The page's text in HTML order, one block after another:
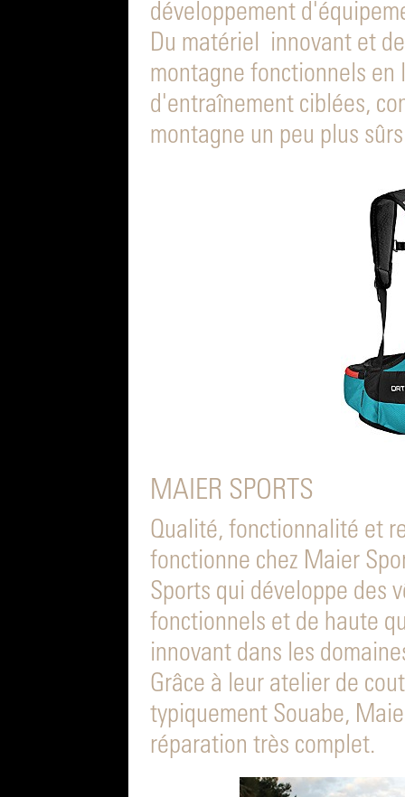
développement
Du matériel innovant et
montagne fonctionnels en
d'entraînement ciblées,
montagne un peu plus
MAIER SPORTS
Qualité, fonctionnalité et
fonctionne chez Maier
Sports qui développe des
fonctionnels et de haute
innovant dans les
Grâce à leur atelier de
typiquement Souabe,
réparation très complet.